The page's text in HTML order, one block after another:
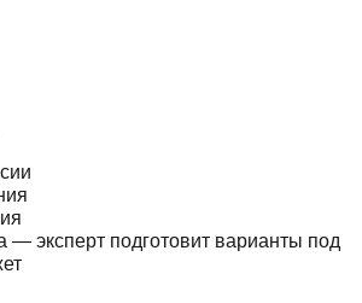
— эксперт подготовит варианты под